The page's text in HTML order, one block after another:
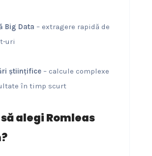
Big Data – extragere rapidă de
uri
științifice– calcule complexe
în timp scurt
să alegi Romleas